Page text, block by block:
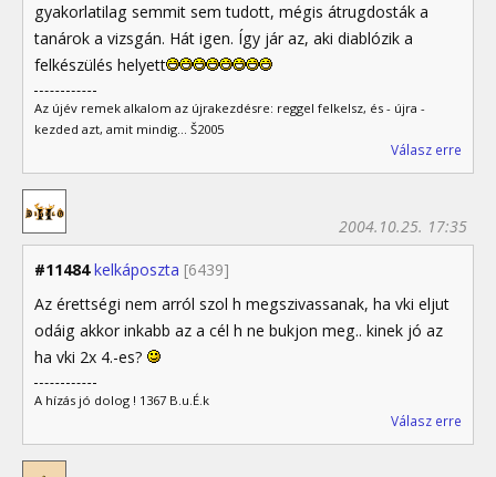
gyakorlatilag semmit sem tudott, mégis átrugdosták a
tanárok a vizsgán. Hát igen. Így jár az, aki diablózik a
felkészülés helyett
Az újév remek alkalom az újrakezdésre: reggel felkelsz, és - újra -
kezded azt, amit mindig... Š2005
Válasz erre
#11484 kelkáposzta [6439]
2004.10.25. 17:35
Az érettségi nem arról szol h megszivassanak, ha vki eljut
odáig akkor inkabb az a cél h ne bukjon meg.. kinek jó az
ha vki 2x 4.-es?
A hízás jó dolog ! 1367 B.u.É.k
Válasz erre